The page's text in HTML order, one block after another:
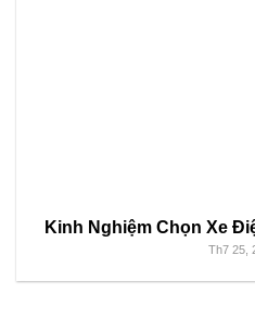
Kinh Nghiệm Chọn Xe
Th7 25,